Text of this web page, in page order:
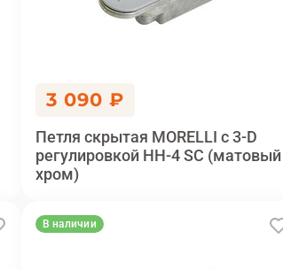
3 090 ₽
Петля скрытая MORELLI с 3-D
регулировкой HH-4 SC (матовый
хром)
В наличии